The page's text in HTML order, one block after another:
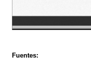
Fuentes: